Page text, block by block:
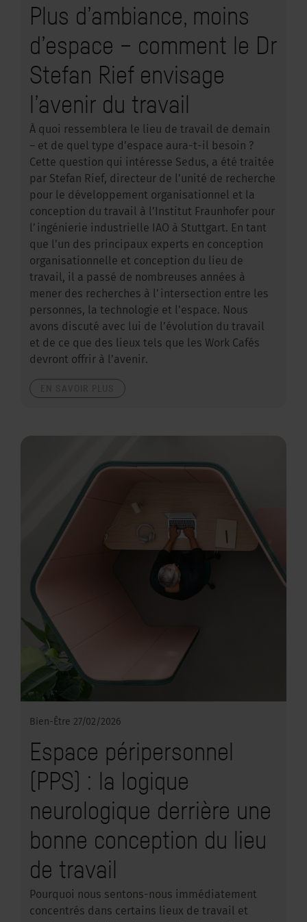
Plus d’ambiance, moins
d’espace – comment le Dr
Stefan Rief envisage
l’avenir du travail
À quoi ressemblera le lieu de travail de demain
– et de quel type d’espace aura-t-il besoin ?
Cette question qui intéresse Sedus, a été traitée
par Stefan Rief, directeur de l’unité de recherche
pour le développement organisationnel et la
conception du travail à l’Institut Fraunhofer pour
l’ingénierie industrielle IAO à Stuttgart. En tant
que l’un des principaux experts en conception
organisationnelle et conception du lieu de
travail, il a passé de nombreuses années à
mener des recherches à l’intersection entre les
personnes, la technologie et l’espace. Nous
avons discuté avec lui de l’évolution du travail
et de ce que des lieux tels que les Work Cafés
devront offrir à l’avenir.
Bien-Être 27/02/2026
Espace péripersonnel
(PPS) : la logique
neurologique derrière une
bonne conception du lieu
de travail
Pourquoi nous sentons-nous immédiatement
concentrés dans certains lieux de travail et